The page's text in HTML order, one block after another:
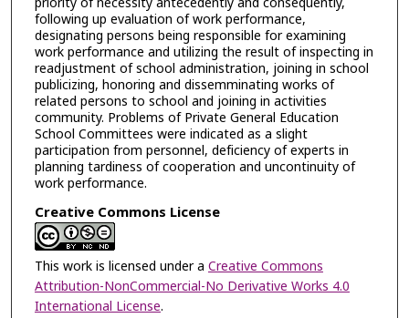
following up evaluation of work performance,
designating persons being responsible for examining
work performance and utilizing the result of inspecting in
readjustment of school administration, joining in school
publicizing, honoring and dissemminating works of
related persons to school and joining in activities
community. Problems of Private General Education
School Committees were indicated as a slight
participation from personnel, deficiency of experts in
planning tardiness of cooperation and uncontinuity of
work performance.
Creative Commons License
This work is licensed under a Creative Commons
Attribution-NonCommercial-No Derivative Works 4.0
International License.